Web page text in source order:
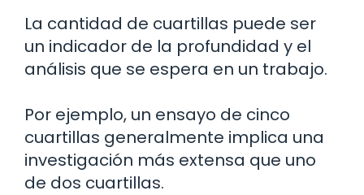
La cantidad de cuartillas puede ser
un indicador de la profundidad y el
análisis que se espera en un trabajo.
Por ejemplo, un ensayo de cinco
cuartillas generalmente implica una
investigación más extensa que uno
de dos cuartillas.